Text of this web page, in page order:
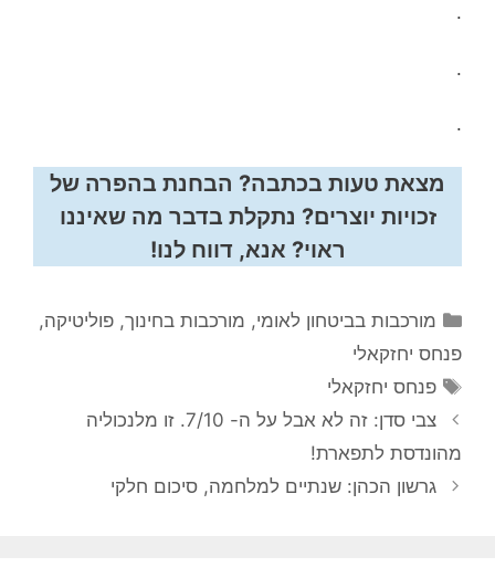
.
.
.
מצאת טעות בכתבה? הבחנת בהפרה של
זכויות יוצרים? נתקלת בדבר מה שאיננו
ראוי? אנא, דווח לנו!
קטגוריות
מורכבות בביטחון לאומי, מורכבות בחינוך,פוליטיקה,
פנחס יחזקאלי
תגיות
פנחס יחזקאלי
צבי סדן: זה לא אבל על ה- 7/10. זו מלנכוליה
מהונדסת לתפארת!
גרשון הכהן: שנתיים למלחמה, סיכום חלקי